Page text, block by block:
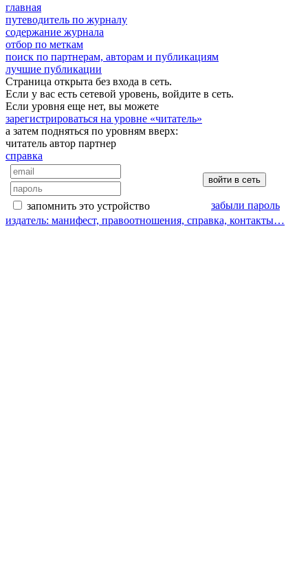
главная
путеводитель по журналу
содержание журнала
отбор по меткам
поиск по партнерам, авторам и публикациям
лучшие публикации
Страница открыта без входа в сеть.
Если у вас есть сетевой уровень, войдите в сеть.
Если уровня еще нет, вы можете
зарегистрироваться на уровне «читатель»
а затем подняться по уровням вверх:
читатель автор партнер
справка
запомнить это устройство
забыли пароль
издатель: манифест, правоотношения, справка, контакты…